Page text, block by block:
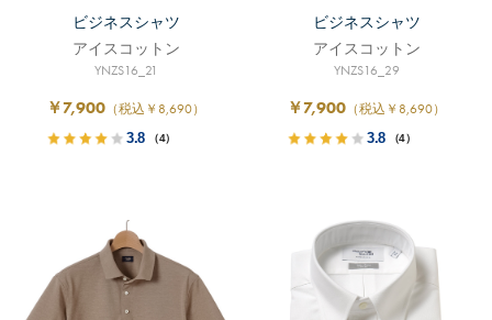
ビジネスシャツ
アイスコットン
YNZS16_21
￥7,900 （税込￥8,690）
3.8 （4）
ビジネスシャツ
アイスコットン
YNZS16_29
￥7,900 （税込￥8,690）
3.8 （4）